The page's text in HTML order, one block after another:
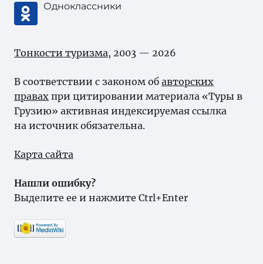
Одноклассники
Тонкости туризма, 2003 — 2026
В соответствии с законом об авторских
правах при цитировании материала «Туры в
Грузию» активная индексируемая ссылка
на источник обязательна.
Карта сайта
Нашли ошибку?
Выделите ее и нажмите Ctrl+Enter